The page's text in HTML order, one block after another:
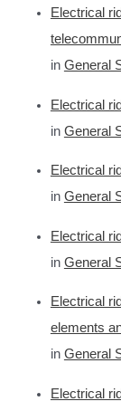
Electrical
in General
Electrical
in General
Electrical
in General
Electrical
in General
Electrical
elements
in General
Electrical